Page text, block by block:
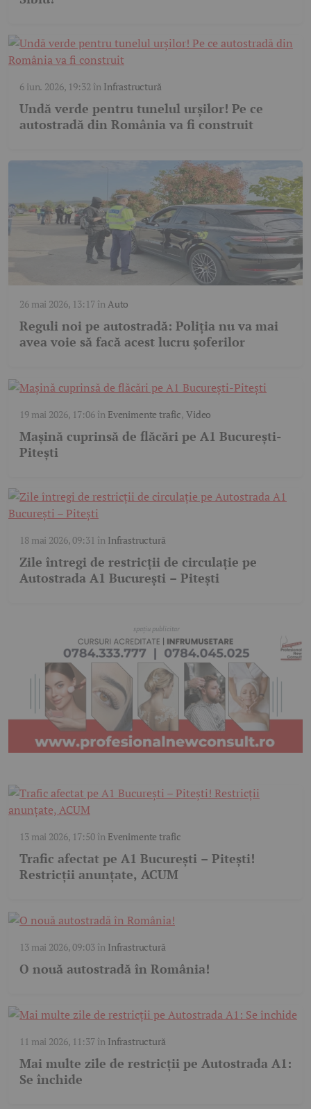
6 iun. 2026, 19:32 în Infrastructură
Undă verde pentru tunelul urșilor! Pe ce
autostradă din România va fi construit
26 mai 2026, 13:17înAuto
Reguli noi pe autostradă: Poliția nu va mai
avea voie să facă acest lucru șoferilor
19 mai 2026, 17:06în Evenimente trafic,Video
Mașină cuprinsă de flăcări pe A1 București-
Pitești
18 mai 2026, 09:31 în Infrastructură
Zile întregi de restricții de circulație pe
Autostrada A1 București – Pitești
13 mai 2026, 17:50în Evenimente trafic
Trafic afectat pe A1 București – Pitești!
Restricții anunțate, ACUM
13 mai 2026, 09:03în Infrastructură
O nouă autostradă în România!
11 mai 2026, 11:37în Infrastructură
Mai multe zile de restricții pe Autostrada A1:
Se închide